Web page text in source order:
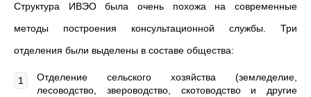
Структура ИВЭО была очень похожа на современные
методы построения консультационной службы. Три
отделения были выделены в составе общества:
Отделение сельского хозяйства (земледелие,
лесоводство, звероводство, скотоводство и другие